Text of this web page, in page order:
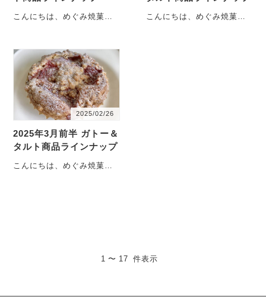
こんにちは、めぐみ焼菓子
案内です！ 4・・・
こんにちは、めぐみ焼菓子
2025/02/26
2025年3月前半 ガトー＆
タルト商品ラインナップ
こんにちは、めぐみ焼菓子
1 〜 17 件表示